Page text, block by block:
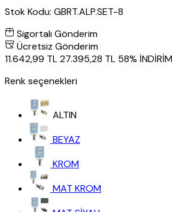
Stok Kodu: GBRT.ALP.SET-8
Sigortalı Gönderim
Ücretsiz Gönderim
11.642,99 TL27.395,28 TL 58% İNDİRİM
Renk seçenekleri
ALTIN
BEYAZ
KROM
MAT KROM